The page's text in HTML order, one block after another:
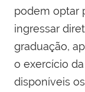
podem optar
ingressar
graduação,
o exercício
disponíveis